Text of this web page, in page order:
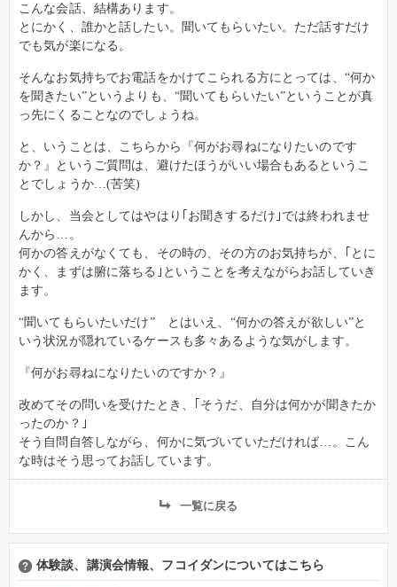
こんな会話、結構あります。
とにかく、誰かと話したい。聞いてもらいたい。ただ話すだけ
でも気が楽になる。
そんなお気持ちでお電話をかけてこられる方にとっては、“何か
を聞きたい”というよりも、“聞いてもらいたい”ということが真
っ先にくることなのでしょうね。
と、いうことは、こちらから『何がお尋ねになりたいのです
か？』というご質問は、避けたほうがいい場合もあるというこ
とでしょうか…(苦笑)
しかし、当会としてはやはり｢お聞きするだけ｣では終われませ
んから…。
何かの答えがなくても、その時の、その方のお気持ちが、｢とに
かく、まずは腑に落ちる｣ということを考えながらお話していき
ます。
“聞いてもらいたいだけ” とはいえ、“何かの答えが欲しい”と
いう状況が隠れているケースも多々あるような気がします。
『何がお尋ねになりたいのですか？』
改めてその問いを受けたとき、｢そうだ、自分は何かが聞きたか
ったのか？｣
そう自問自答しながら、何かに気づいていただければ…。こん
な時はそう思ってお話しています。
一覧に戻る
体験談、講演会情報、フコイダンについてはこちら